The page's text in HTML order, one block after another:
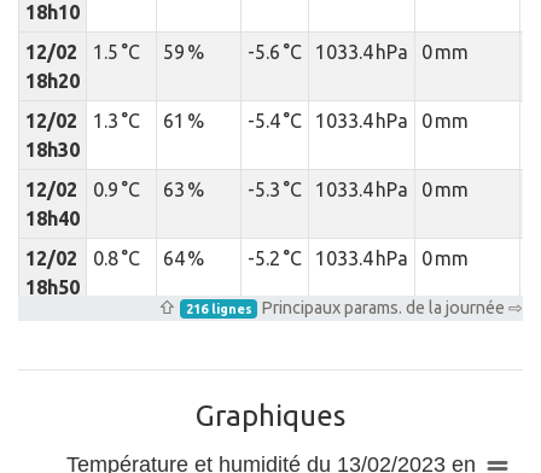
18h10
12/02
18h20
1.5 °C 59 % -5.6 °C 1033.4 hPa 0 mm
12/02
18h30
1.3 °C 61 % -5.4 °C 1033.4 hPa 0 mm
12/02
18h40
0.9 °C 63 % -5.3 °C 1033.4 hPa 0 mm
12/02
18h50
0.8 °C 64 % -5.2 °C 1033.4 hPa 0 mm
12/02
0.2 °C 65 % -5.6 °C 1033.4 hPa 0 mm
⇧ 216 lignes Principaux params. de la journée ⇨
Graphiques
Température et humidité du 13/02/2023 en